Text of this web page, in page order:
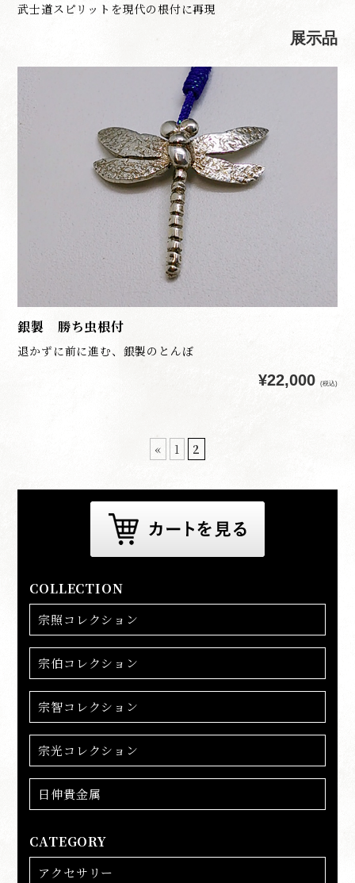
武士道スピリットを現代の根付に再現
展示品
銀製 勝ち虫根付
退かずに前に進む、銀製のとんぼ
¥22,000 (税込)
« 1 2
COLLECTION
宗照コレクション
宗伯コレクション
宗智コレクション
宗光コレクション
日伸貴金属
CATEGORY
アクセサリー